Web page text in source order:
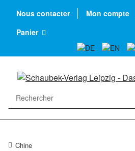
Nous contacter Mon compte
Panier
Chine